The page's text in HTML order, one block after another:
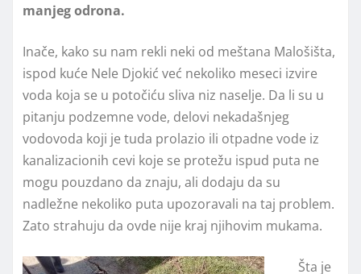
manjeg odrona.
Inače, kako su nam rekli neki od meštana Malošišta,
ispod kuće Nele Djokić već nekoliko meseci izvire
voda koja se u potočiću sliva niz naselje. Da li su u
pitanju podzemne vode, delovi nekadašnjeg
vodovoda koji je tuda prolazio ili otpadne vode iz
kanalizacionih cevi koje se protežu ispud puta ne
mogu pouzdano da znaju, ali dodaju da su
nadležne nekoliko puta upozoravali na taj problem.
Zato strahuju da ovde nije kraj njihovim mukama.
Šta je